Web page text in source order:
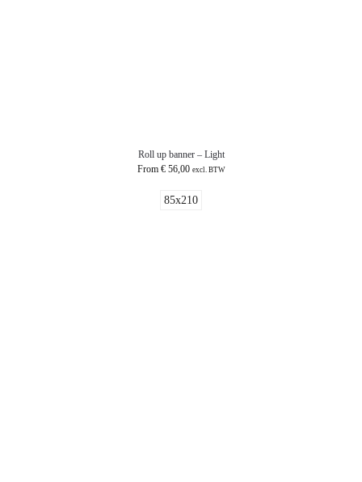
Roll up banner – Light
From €56,00 excl. BTW
85x210